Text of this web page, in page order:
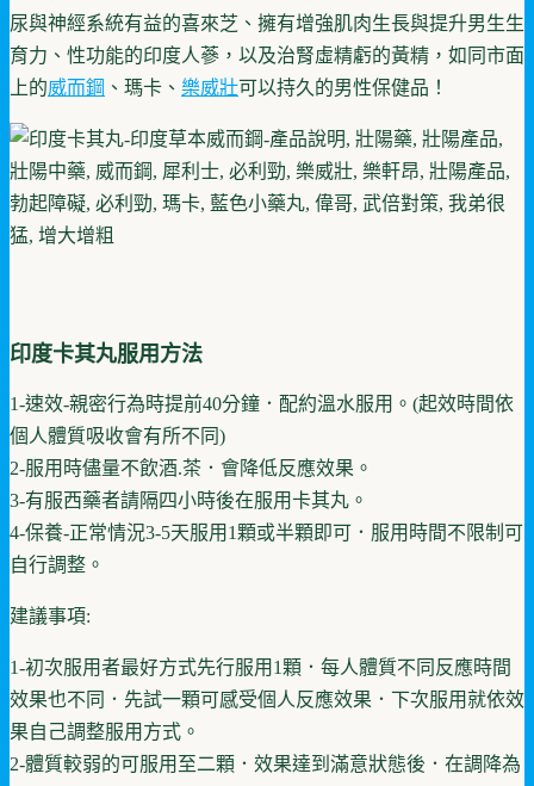
尿與神經系統有益的喜來芝、擁有增強肌肉生長與提升男生生
育力、性功能的印度人蔘，以及治腎虛精虧的黃精，如同市面
上的威而鋼 、瑪卡、 樂威壯可以持久的男性保健品！
印度卡其丸服用方法
1-速效-親密行為時提前40分鐘．配約溫水服用。(起效時間依
個人體質吸收會有所不同)
2-服用時儘量不飲酒.茶．會降低反應效果。
3-有服西藥者請隔四小時後在服用卡其丸。
4-保養-正常情況3-5天服用1顆或半顆即可．服用時間不限制可
自行調整。
建議事項:
1-初次服用者最好方式先行服用1顆．每人體質不同反應時間
效果也不同．先試一顆可感受個人反應效果．下次服用就依效
果自己調整服用方式。
2-體質較弱的可服用至二顆．效果達到滿意狀態後．在調降為